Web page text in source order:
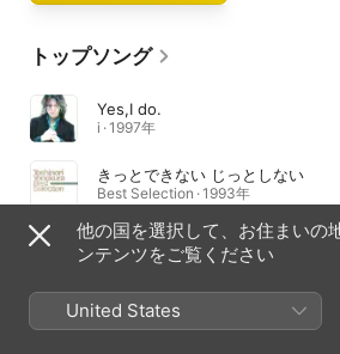
トップソング
Yes,I do.
i · 1997年
きっとできない じっとしない
Best Selection · 1993年
非情階段 feat. 米倉利紀 (Radio
SINGLES Ⅱ · 1994年
他の国を選択して、お住まいの
ンテンツをご覧ください
United States